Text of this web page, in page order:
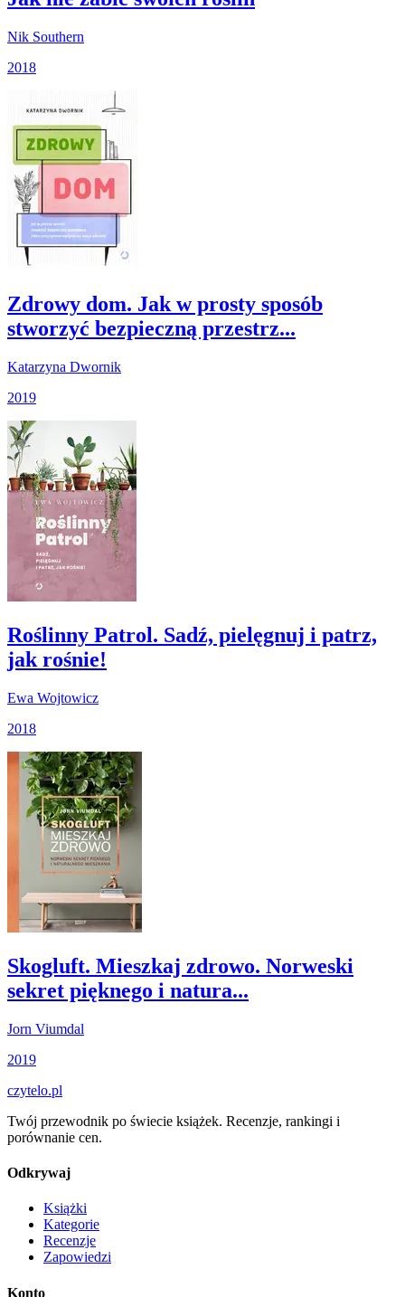
Nik Southern
2018
Zdrowy dom. Jak w prosty sposób
stworzyć bezpieczną przestrz...
Katarzyna Dwornik
2019
Roślinny Patrol. Sadź, pielęgnuj i patrz,
jak rośnie!
Ewa Wojtowicz
2018
Skogluft. Mieszkaj zdrowo. Norweski
sekret pięknego i natura...
Jorn Viumdal
2019
czytelo.pl
Twój przewodnik po świecie książek. Recenzje, rankingi i
porównanie cen.
Odkrywaj
Książki
Kategorie
Recenzje
Zapowiedzi
Konto